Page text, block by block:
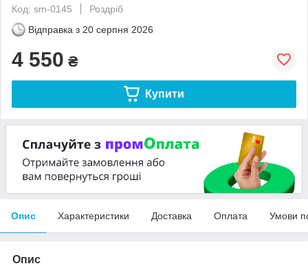
Код: sm-0145
Роздріб
Відправка з 20 серпня 2026
4 550 ₴
Купити
Опис Характеристики Доставка Оплата Умови
Опис